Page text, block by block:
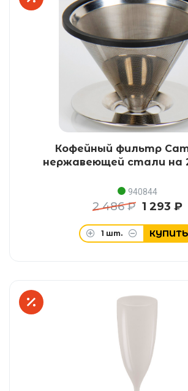
Кофейный фильтр
нержавеющей стали на
940844
2 486 ₽ 1 293 ₽
1 шт. КУПИТЬ